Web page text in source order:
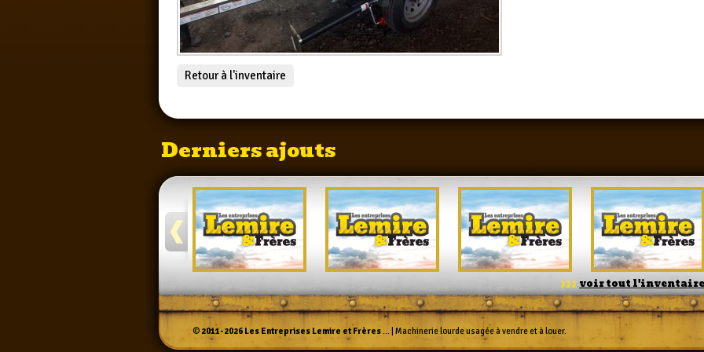
Retour à l'inventaire
Derniers ajouts
voir tout l'inventaire
© 2011-2026 Les Entreprises Lemire et Frères... | Machinerie lourde usagée à vendre et à louer.